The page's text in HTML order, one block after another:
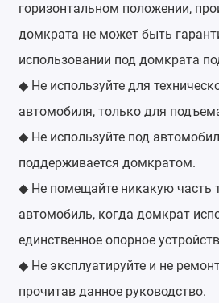
горизонтальном положении,
домкрата не может быть
использовании под домкрата
◆Не используйте для
автомобиля, только для
◆Не используйте под
поддерживается домкратом.
◆Не помещайте никакую часть
автомобиль, когда домкрат
единственное опорное
◆Не эксплуатируйте и не
прочитав данное руководство.